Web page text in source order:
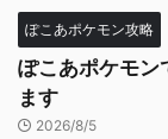
ぽこあポケモン攻略
ぽこあポケモン
ます
2026/8/5